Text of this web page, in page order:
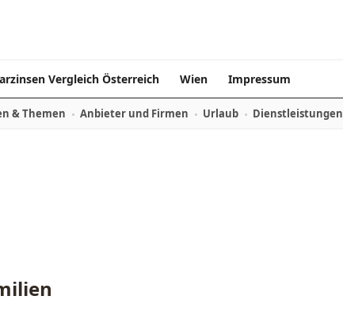
Vergleich Österreich Wien Impressum
& Themen Anbieter und Firmen Urlaub Dienstleistungen